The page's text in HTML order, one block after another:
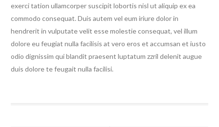
exerci tation ullamcorper suscipit lobortis nisl ut aliquip ex ea
commodo consequat. Duis autem vel eum iriure dolor in
hendrerit in vulputate velit esse molestie consequat, vel illum
dolore eu feugiat nulla facilisis at vero eros et accumsan et iusto
odio dignissim qui blandit praesent luptatum zzril delenit augue
duis dolore te feugait nulla facilisi.